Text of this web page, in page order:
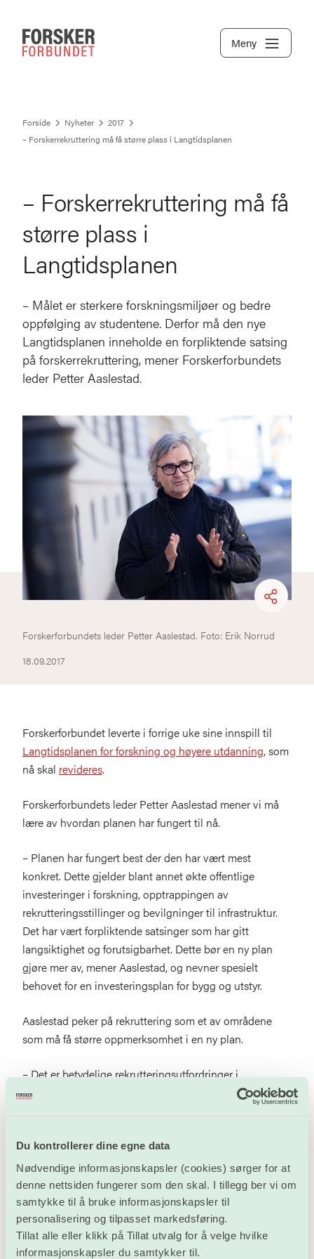
Du kontrollerer dine egne data
Nødvendige informasjonskapsler (cookies) sørger for at
denne nettsiden fungerer som den skal. I tillegg ber vi om
samtykke til å bruke informasjonskapsler til
personalisering og tilpasset markedsføring.
Tillat alle eller klikk på Tillat utvalg for å velge hvilke
informasjonskapsler du samtykker til.
Meny
Forside Nyheter
2017
– Forskerrekruttering må få større plass i Langtidsplanen
– Forskerrekruttering må få
større plass i
Langtidsplanen
– Målet er sterkere forskningsmiljøer og bedre
oppfølging av studentene. Derfor må den nye
Langtidsplanen inneholde en forpliktende satsing
på forskerrekruttering, mener Forskerforbundets
leder Petter Aaslestad.
18.09.2017
Forskerforbundets leder Petter Aaslestad. Foto: Erik Norrud
Forskerforbundet leverte i forrige uke sine innspill til
Langtidsplanen for forskning og høyere utdanning, som
nå skal revideres.
Forskerforbundets leder Petter Aaslestad mener vi må
lære av hvordan planen har fungert til nå.
– Planen har fungert best der den har vært mest
konkret. Dette gjelder blant annet økte offentlige
investeringer i forskning, opptrappingen av
rekrutteringsstillinger og bevilgninger til infrastruktur.
Det har vært forpliktende satsinger som har gitt
langsiktighet og forutsigbarhet. Dette bør en ny plan
gjøre mer av, mener Aaslestad, og nevner spesielt
behovet for en investeringsplan for bygg og utstyr.
Aaslestad peker på rekruttering som et av områdene
som må få større oppmerksomhet i en ny plan.
– Det er betydelige rekrutteringsutfordringer i
universitets- og høyskolesektoren. Vi vet at færre
ny langtidsplan ta tak i, sier Aaslestad.
Han er også opptatt av en tettere kobling mellom
forskning og utdanning.
– Dagens Langtidsplan inneholder lite om høyere
utdanning og koblingen til forskning, og har ingen